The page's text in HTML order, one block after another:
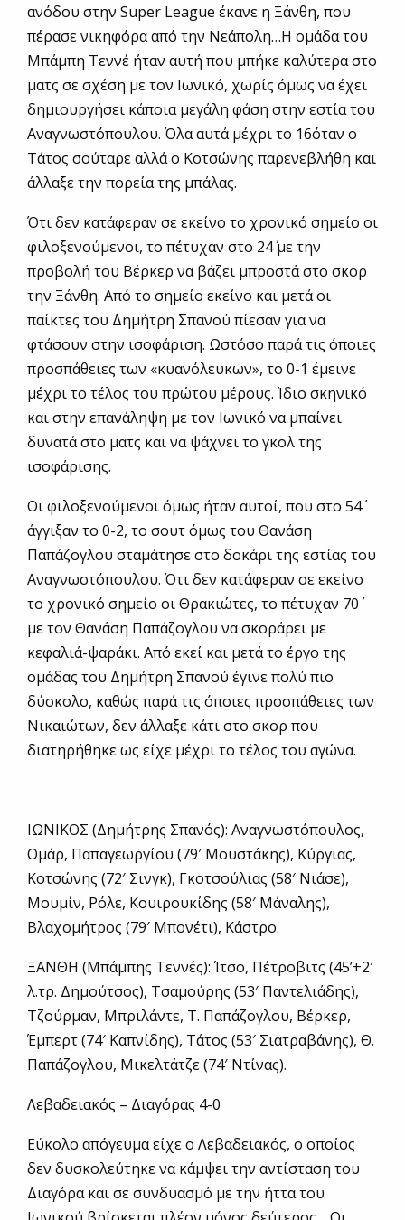
ανόδου στην Super League έκανε η Ξάνθη, που
πέρασε νικηφόρα από την Νεάπολη…Η ομάδα του
Μπάμπη Τεννέ ήταν αυτή που μπήκε καλύτερα στο
ματς σε σχέση με τον Ιωνικό, χωρίς όμως να έχει
δημιουργήσει κάποια μεγάλη φάση στην εστία του
Αναγνωστόπουλου. Όλα αυτά μέχρι το 16΄όταν ο
Τάτος σούταρε αλλά ο Κοτσώνης παρενεβλήθη και
άλλαξε την πορεία της μπάλας.
Ότι δεν κατάφεραν σε εκείνο το χρονικό σημείο οι
φιλοξενούμενοι, το πέτυχαν στο 24΄ με την
προβολή του Βέρκερ να βάζει μπροστά στο σκορ
την Ξάνθη. Από το σημείο εκείνο και μετά οι
παίκτες του Δημήτρη Σπανού πίεσαν για να
φτάσουν στην ισοφάριση. Ωστόσο παρά τις όποιες
προσπάθειες των «κυανόλευκων», το 0-1 έμεινε
μέχρι το τέλος του πρώτου μέρους. Ίδιο σκηνικό
και στην επανάληψη με τον Ιωνικό να μπαίνει
δυνατά στο ματς και να ψάχνει το γκολ της
ισοφάρισης.
Οι φιλοξενούμενοι όμως ήταν αυτοί, που στο 54΄
άγγιξαν το 0-2, το σουτ όμως του Θανάση
Παπάζογλου σταμάτησε στο δοκάρι της εστίας του
Αναγνωστόπουλου. Ότι δεν κατάφεραν σε εκείνο
το χρονικό σημείο οι Θρακιώτες, το πέτυχαν 70΄
με τον Θανάση Παπάζογλου να σκοράρει με
κεφαλιά-ψαράκι. Από εκεί και μετά το έργο της
ομάδας του Δημήτρη Σπανού έγινε πολύ πιο
δύσκολο, καθώς παρά τις όποιες προσπάθειες των
Νικαιώτων, δεν άλλαξε κάτι στο σκορ που
διατηρήθηκε ως είχε μέχρι το τέλος του αγώνα.
ΙΩΝΙΚΟΣ (Δημήτρης Σπανός): Αναγνωστόπουλος,
Ομάρ, Παπαγεωργίου (79′ Μουστάκης), Κύργιας,
Κοτσώνης (72′ Σινγκ), Γκοτσούλιας (58′ Νιάσε),
Μουμίν, Ρόλε, Κουιρουκίδης (58′ Μάναλης),
Βλαχομήτρος (79′ Μπονέτι), Κάστρο.
ΞΑΝΘΗ (Μπάμπης Τεννές): Ίτσο, Πέτροβιτς (45’+2′
λ.τρ. Δημούτσος), Τσαμούρης (53′ Παντελιάδης),
Τζούρμαν, Μπριλάντε, Τ. Παπάζογλου, Βέρκερ,
Έμπερτ (74′ Καπνίδης), Τάτος (53′ Σιατραβάνης), Θ.
Παπάζογλου, Μικελτάτζε (74′ Ντίνας).
Λεβαδειακός – Διαγόρας 4-0
Εύκολο απόγευμα είχε ο Λεβαδειακός, ο οποίος
δεν δυσκολεύτηκε να κάμψει την αντίσταση του
Διαγόρα και σε συνδυασμό με την ήττα του